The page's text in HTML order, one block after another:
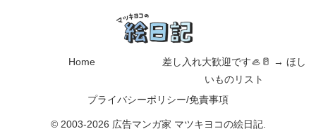
Home
差し入れ大歓迎です🦪🥛 → ほし
いものリスト
プライバシーポリシー/免責事項
© 2003-2026 広告マンガ家 マツキヨコの絵日記.